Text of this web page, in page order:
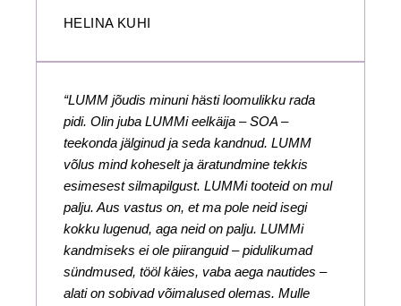
HELINA KUHI
“LUMM jõudis minuni hästi loomulikku rada
pidi. Olin juba LUMMi eelkäija – SOA –
teekonda jälginud ja seda kandnud. LUMM
võlus mind koheselt ja äratundmine tekkis
esimesest silmapilgust. LUMMi tooteid on mul
palju. Aus vastus on, et ma pole neid isegi
kokku lugenud, aga neid on palju. LUMMi
kandmiseks ei ole piiranguid – pidulikumad
sündmused, tööl käies, vaba aega nautides –
alati on sobivad võimalused olemas. Mulle